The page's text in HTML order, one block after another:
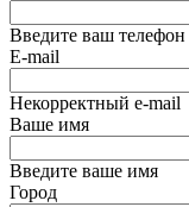
Введите ваш телефон
E-mail
Некорректный e-mail
Ваше имя
Введите ваше имя
Город